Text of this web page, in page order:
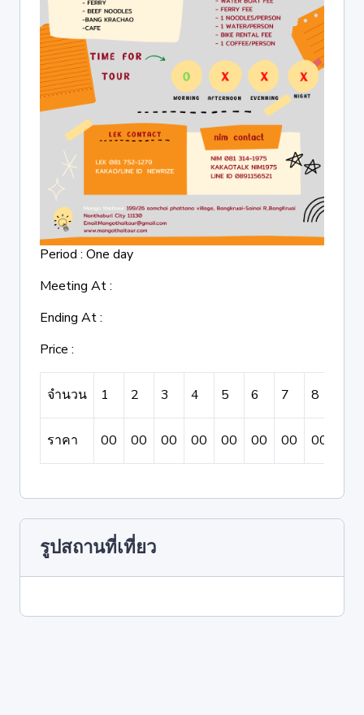
Period : One day
Meeting At :
Ending At :
Price :
จำนวน 1 2 3 4 5 6 7 8
ราคา 00 00 00 00 00 00 00 00
รูปสถานที่เที่ยว